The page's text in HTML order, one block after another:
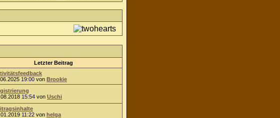
Letzter Beitrag
19:00 von Brookie
15:54 von Uschi
11:22 von helga